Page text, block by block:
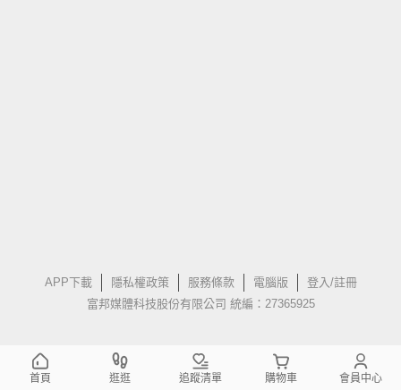
APP下載 隱私權政策 服務條款 電腦版
登入/註冊
富邦媒體科技股份有限公司 統編：27365925
首頁 逛逛 追蹤清單 購物車 會員中心